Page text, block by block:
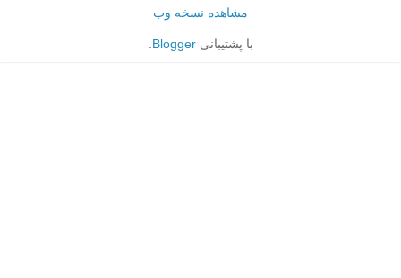
مشاهده نسخه وب
با پشتیبانیBlogger